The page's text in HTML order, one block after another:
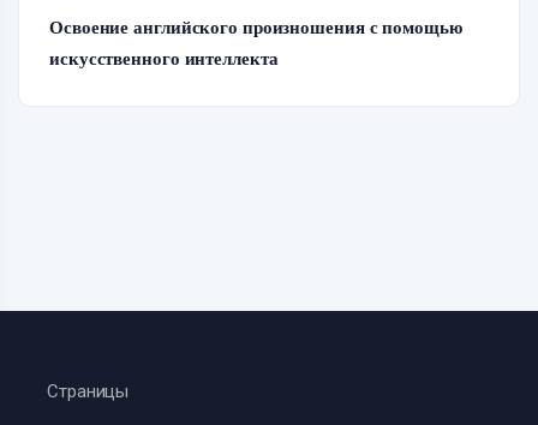
Освоение английского произношения с помощью
искусственного интеллекта
Страницы